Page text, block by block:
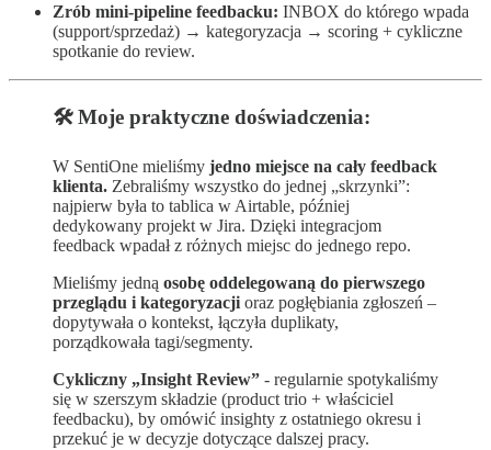
Zrób mini-pipeline feedbacku: INBOX do którego wpada
(support/sprzedaż) → kategoryzacja → scoring + cykliczne
spotkanie do review.
🛠️ Moje praktyczne doświadczenia:
W SentiOne mieliśmy jedno miejsce na cały feedback
klienta. Zebraliśmy wszystko do jednej „skrzynki”:
najpierw była to tablica w Airtable, później
dedykowany projekt w Jira. Dzięki integracjom
feedback wpadał z różnych miejsc do jednego repo.
Mieliśmy jedną osobę oddelegowaną do pierwszego
przeglądu i kategoryzacji oraz pogłębiania zgłoszeń –
dopytywała o kontekst, łączyła duplikaty,
porządkowała tagi/segmenty.
Cykliczny „Insight Review” - regularnie spotykaliśmy
się w szerszym składzie (product trio + właściciel
feedbacku), by omówić insighty z ostatniego okresu i
przekuć je w decyzje dotyczące dalszej pracy.